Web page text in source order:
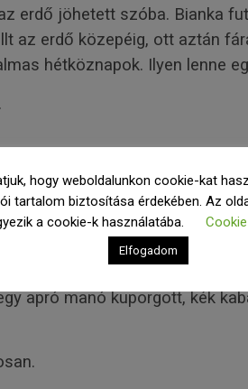
erdő jöhetett szóba. Bianka
az erdő közepéig, ott aztán
hétköznapok. Ilyen lenne
a hang.
apró manó kuporgott, kék
hogy weboldalunkon cookie-kat
tartalom biztosítása érdekében. Az
a cookie-k használatába.
Elfogadom